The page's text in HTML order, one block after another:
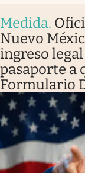
Medida.
Nuevo
ingreso
pasaporte a
Formulario